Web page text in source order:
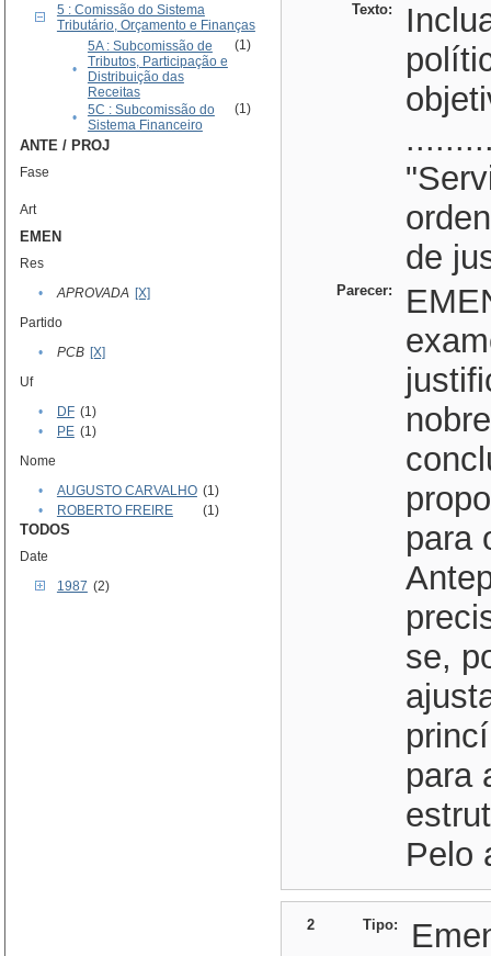
5 : Comissão do Sistema
Tributário, Orçamento e Finanças
•
5A : Subcomissão de
Tributos, Participação e
Distribuição das
Receitas
(1)
•
5C : Subcomissão do
Sistema Financeiro
(1)
ANTE / PROJ
Fase
Art
EMEN
Res
•
APROVADA [X]
Partido
•
PCB [X]
Uf
•
DF (1)
•
PE (1)
Nome
•
AUGUSTO CARVALHO (1)
•
ROBERTO FREIRE (1)
TODOS
Date
1987 (2)
Texto:
de
Parecer:
para
se,
para
Pelo
2 Tipo: